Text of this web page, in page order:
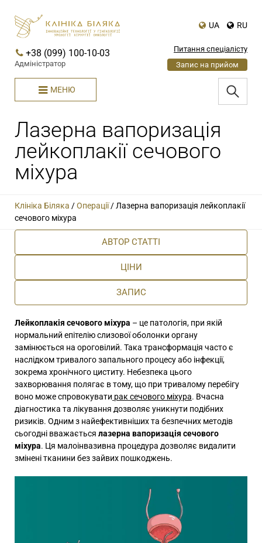
UA RU
+38 (099) 100-10-03
Адміністратор
Питання спеціалісту
Запис на прийом
МЕНЮ
Лазерна вапоризація
лейкоплакії сечового
міхура
Клініка Біляка /Операції/Лазерна вапоризація лейкоплакії
сечового міхура
АВТОР СТАТТІ
ЦІНИ
ЗАПИС
Лейкоплакія сечового міхура – це патологія, при якій
нормальний епітелію слизової оболонки органу
замінюється на ороговілий. Така трансформація часто є
наслідком тривалого запального процесу або інфекції,
зокрема хронічного циститу. Небезпека цього
захворювання полягає в тому, що при тривалому перебігу
воно може спровокувати рак сечового міхура. Вчасна
діагностика та лікування дозволяє уникнути подібних
ризиків. Одним з найефективніших та безпечних методів
сьогодні вважається лазерна вапоризація сечового
міхура. Ця малоінвазивна процедура дозволяє видалити
змінені тканини без зайвих пошкоджень.